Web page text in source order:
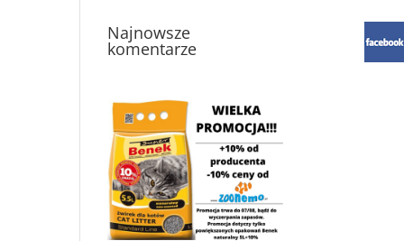
Najnowsze
komentarze